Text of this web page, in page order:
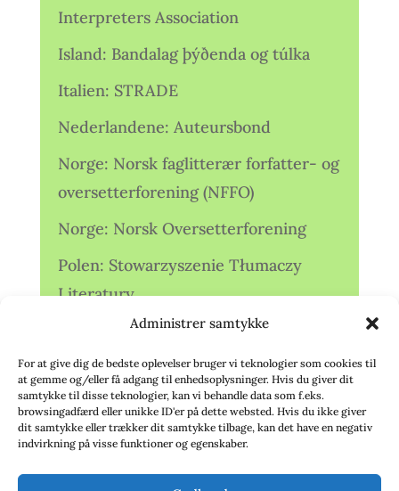
Administrer samtykke
For at give dig de bedste oplevelser bruger vi teknologier som cookies til
at gemme og/eller få adgang til enhedsoplysninger. Hvis du giver dit
samtykke til disse teknologier, kan vi behandle data som f.eks.
browsingadfærd eller unikke ID'er på dette websted. Hvis du ikke giver
dit samtykke eller trækker dit samtykke tilbage, kan det have en negativ
indvirkning på visse funktioner og egenskaber.
Interpreters Association
Island: Bandalag þýðenda og túlka
Italien: STRADE
Nederlandene: Auteursbond
Norge: Norsk faglitterær forfatter- og
oversetterforening (NFFO)
Norge: Norsk Oversetterforening
Polen: Stowarzyszenie Tłumaczy
Literatury
Storbritannien: Translators
Association (TA)
Sverige: Översättarsektionen (Ö.)
Sverige: Översättarcentrum (ÖC)